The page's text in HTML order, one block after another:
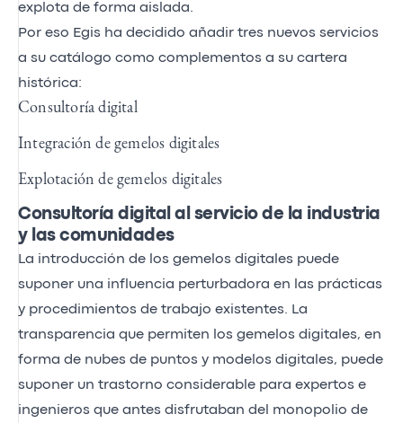
explota de forma aislada.
Por eso Egis ha decidido añadir tres nuevos servicios
a su catálogo como complementos a su cartera
histórica:
Consultoría digital
Integración de gemelos digitales
Explotación de gemelos digitales
Consultoría digital al servicio de la industria
y las comunidades
La introducción de los gemelos digitales puede
suponer una influencia perturbadora en las prácticas
y procedimientos de trabajo existentes. La
transparencia que permiten los gemelos digitales, en
forma de nubes de puntos y modelos digitales, puede
suponer un trastorno considerable para expertos e
ingenieros que antes disfrutaban del monopolio de